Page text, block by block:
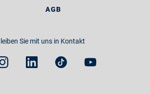
AGB
Sie mit uns in Kontakt